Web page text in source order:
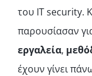
του IT security.
παρουσίασαν
εργαλεία,
έχουν γίνει